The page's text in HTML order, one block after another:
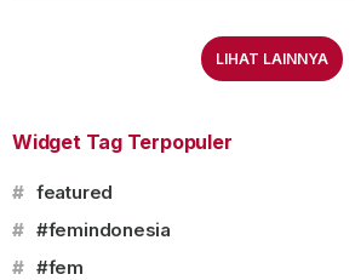
LIHAT LAINNYA
Widget Tag Terpopuler
# featured
# #femindonesia
# #fem